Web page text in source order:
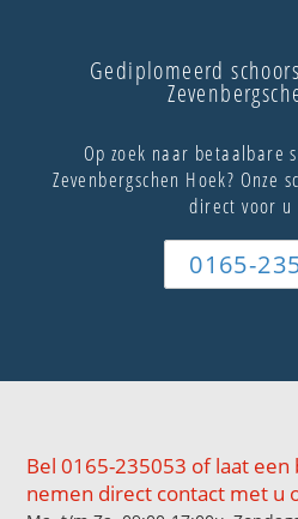
Gediplomeerd
Op zoek naar betaalbare
Zevenbergschen Hoek? Onze
direct voor
0165-
Bel 0165-235053 of laat
nemen direct contact met u